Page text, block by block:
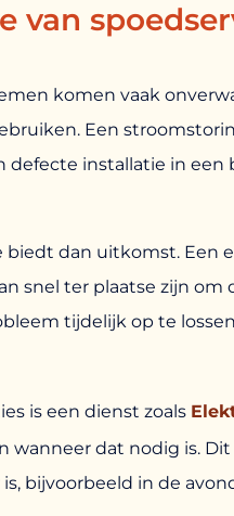
van
komen vaak
Een
defecte installatie in een
biedt dan uitkomst. Een
snel ter plaatse zijn
tijdelijk op te
is een dienst zoals
wanneer dat nodig is.
bijvoorbeeld in de